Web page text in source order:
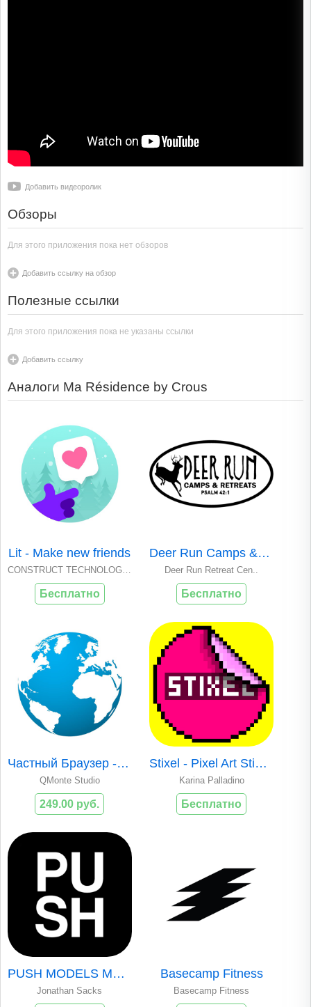
Добавить видеоролик
Обзоры
Для этого приложения пока нет обзоров
Добавить ссылку на обзор
Полезные ссылки
Для этого приложения пока не указаны ссылки
Добавить ссылку
Аналоги Ma Résidence by Crous
Lit - Make new friends
CONSTRUCT TECHNOLOGY..
Бесплатно
Deer Run Camps & Retreats
Deer Run Retreat Cen..
Бесплатно
Частный Браузер - Секретный
QMonte Studio
249.00 руб.
Stixel - Pixel Art Stickers
Karina Palladino
Бесплатно
PUSH MODELS MOBILE
Jonathan Sacks
Basecamp Fitness
Basecamp Fitness